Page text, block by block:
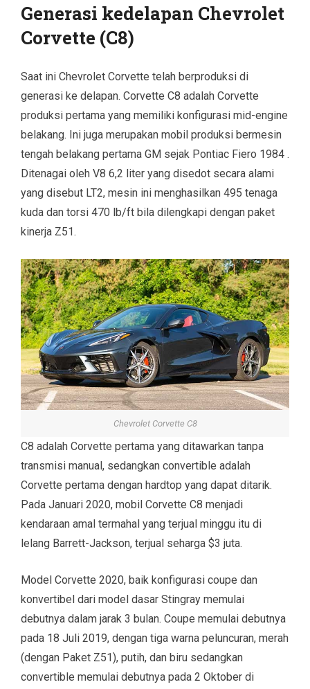
Generasi kedelapan Chevrolet
Corvette (C8)
Saat ini Chevrolet Corvette telah berproduksi di
generasi ke delapan. Corvette C8 adalah Corvette
produksi pertama yang memiliki konfigurasi mid-engine
belakang. Ini juga merupakan mobil produksi bermesin
tengah belakang pertama GM sejak Pontiac Fiero 1984 .
Ditenagai oleh V8 6,2 liter yang disedot secara alami
yang disebut LT2, mesin ini menghasilkan 495 tenaga
kuda dan torsi 470 lb/ft bila dilengkapi dengan paket
kinerja Z51.
Chevrolet Corvette C8
C8 adalah Corvette pertama yang ditawarkan tanpa
transmisi manual, sedangkan convertible adalah
Corvette pertama dengan hardtop yang dapat ditarik.
Pada Januari 2020, mobil Corvette C8 menjadi
kendaraan amal termahal yang terjual minggu itu di
lelang Barrett-Jackson, terjual seharga $3 juta.
Model Corvette 2020, baik konfigurasi coupe dan
konvertibel dari model dasar Stingray memulai
debutnya dalam jarak 3 bulan. Coupe memulai debutnya
pada 18 Juli 2019, dengan tiga warna peluncuran, merah
(dengan Paket Z51), putih, dan biru sedangkan
convertible memulai debutnya pada 2 Oktober di